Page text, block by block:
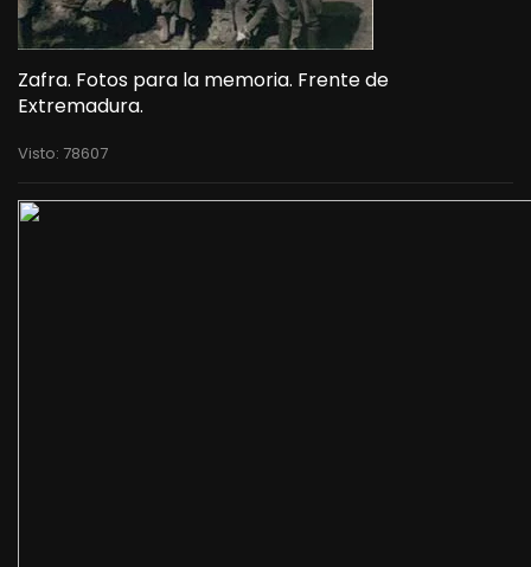
Zafra. Fotos para la memoria. Frente de
Extremadura.
Visto: 78607